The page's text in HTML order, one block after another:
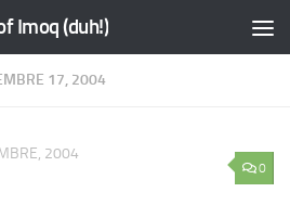
Imoq (duh!)
17, 2004
0
2004